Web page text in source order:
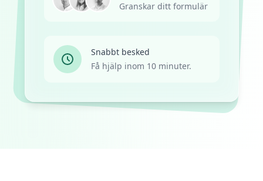
Granskar ditt formulär
Snabbt besked
Få hjälp inom 10 minuter.